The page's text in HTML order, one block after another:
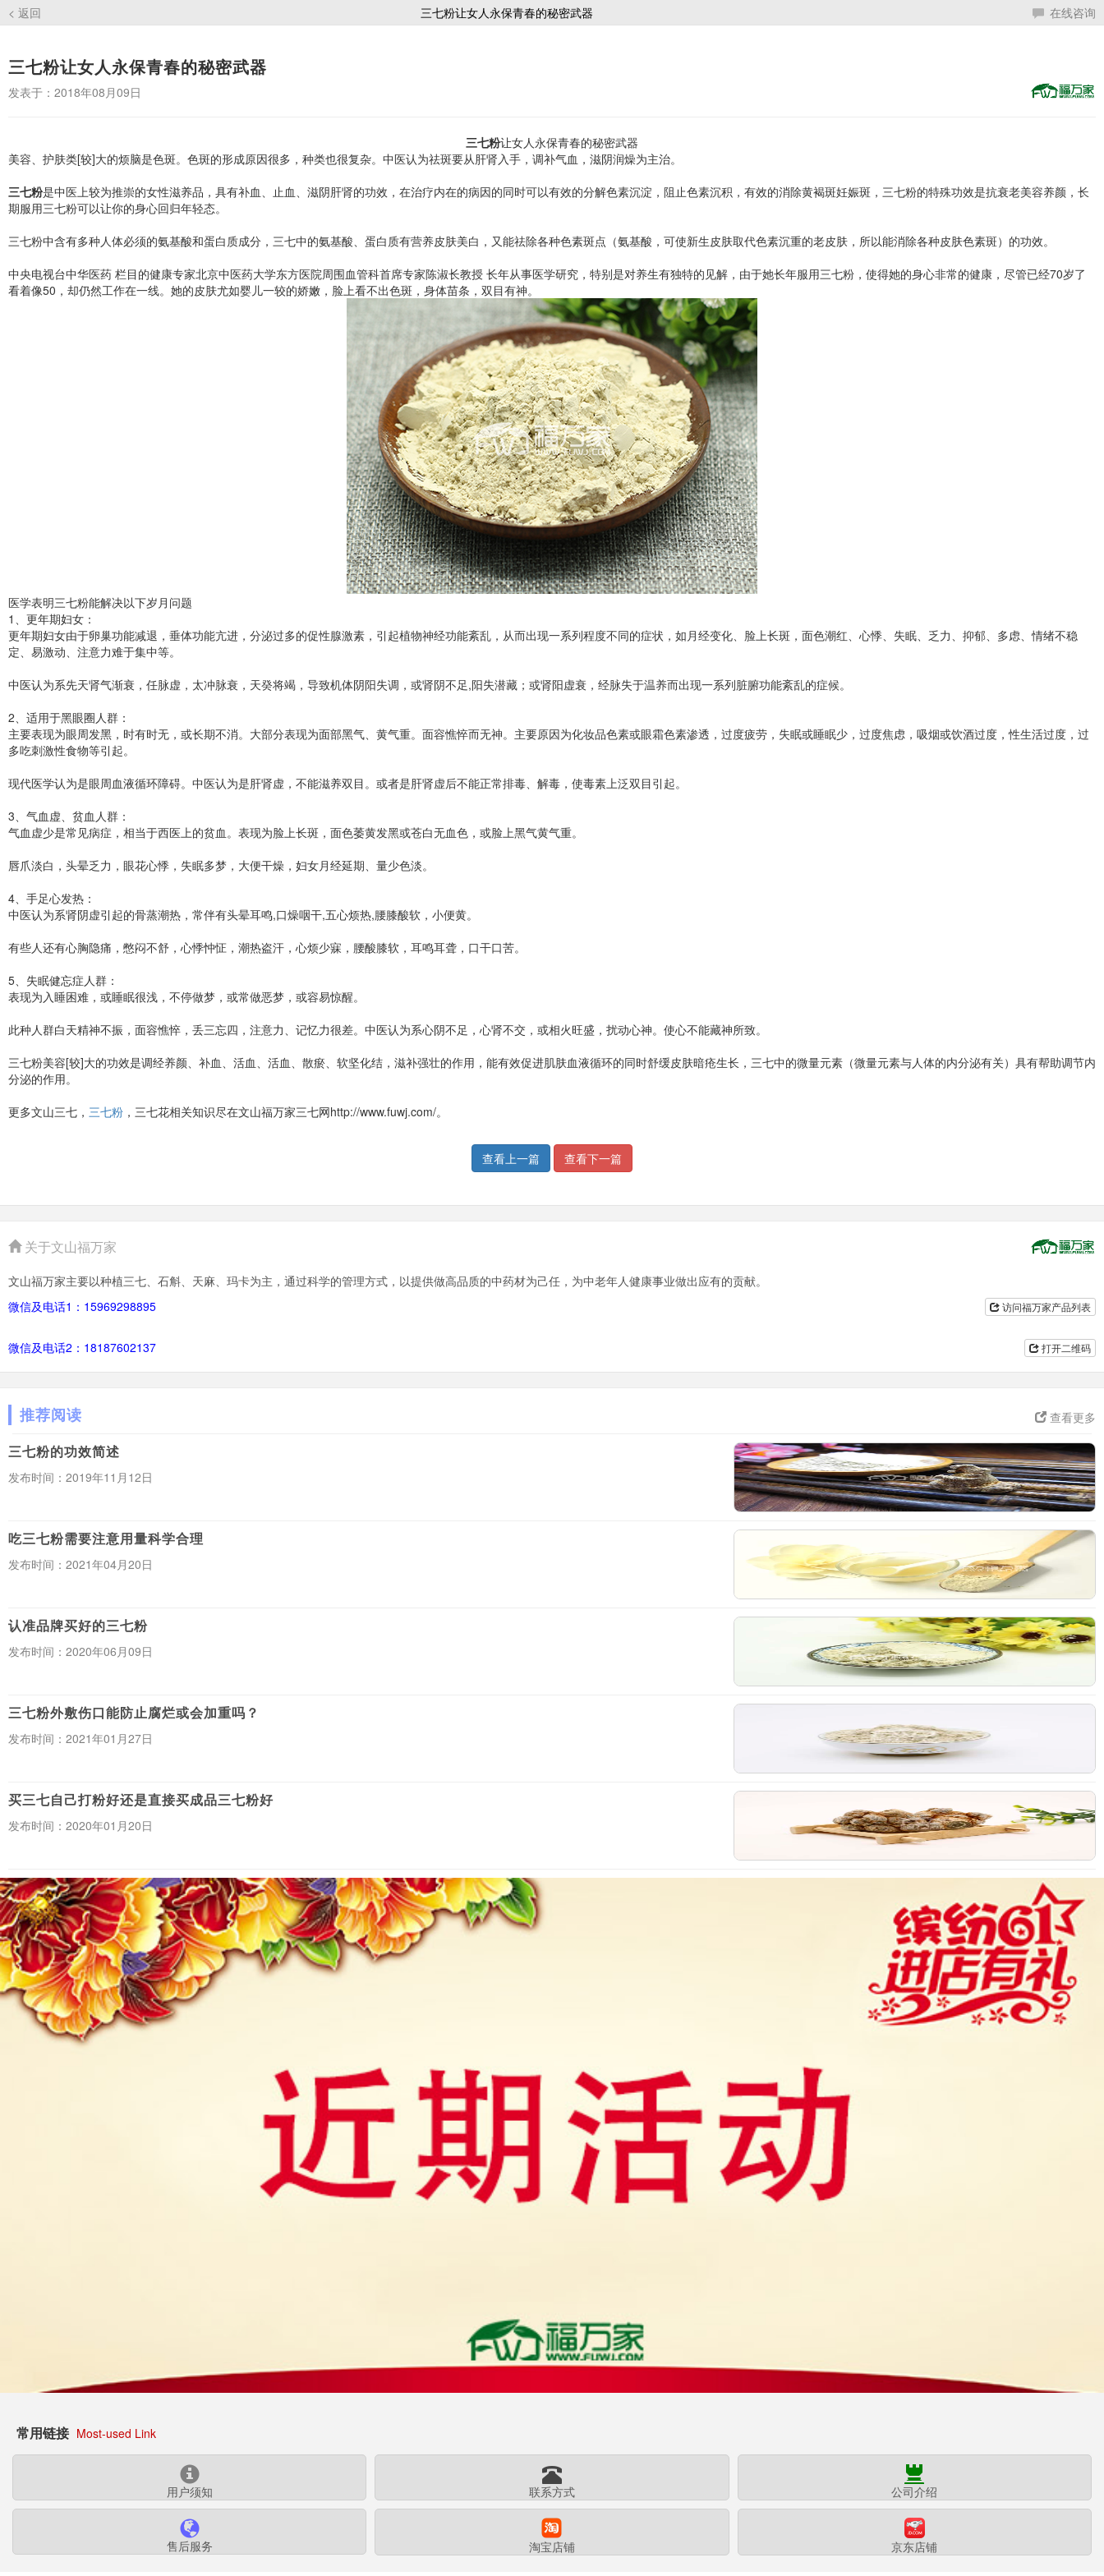
< 返回 三七粉让女人永保青春的秘密武器 在线咨询
三七粉让女人永保青春的秘密武器
发表于：2018年08月09日
三七粉让女人永保青春的秘密武器
美容、护肤类[较]大的烦脑是色斑。色斑的形成原因很多，种类也很复杂。中医认为祛斑要从肝肾入手，调补气血，滋阴润燥为主治。
三七粉是中医上较为推崇的女性滋养品，具有补血、止血、滋阴肝肾的功效，在治疗内在的病因的同时可以有效的分解色素沉淀，阻止色素沉积，有效的消除黄褐斑妊娠斑，三七粉的特殊功效是抗衰老美容养颜，长
期服用三七粉可以让你的身心回归年轻态。
三七粉中含有多种人体必须的氨基酸和蛋白质成分，三七中的氨基酸、蛋白质有营养皮肤美白，又能祛除各种色素斑点（氨基酸，可使新生皮肤取代色素沉重的老皮肤，所以能消除各种皮肤色素斑）的功效。
中央电视台中华医药 栏目的健康专家北京中医药大学东方医院周围血管科首席专家陈淑长教授 长年从事医学研究，特别是对养生有独特的见解，由于她长年服用三七粉，使得她的身心非常的健康，尽管已经70岁了
看着像50，却仍然工作在一线。她的皮肤尤如婴儿一较的娇嫩，脸上看不出色斑，身体苗条，双目有神。
医学表明三七粉能解决以下岁月问题
1、更年期妇女：
更年期妇女由于卵巢功能减退，垂体功能亢进，分泌过多的促性腺激素，引起植物神经功能紊乱，从而出现一系列程度不同的症状，如月经变化、脸上长斑，面色潮红、心悸、失眠、乏力、抑郁、多虑、情绪不稳
定、易激动、注意力难于集中等。
中医认为系先天肾气渐衰，任脉虚，太冲脉衰，天癸将竭，导致机体阴阳失调，或肾阴不足,阳失潜藏；或肾阳虚衰，经脉失于温养而出现一系列脏腑功能紊乱的症候。
2、适用于黑眼圈人群：
主要表现为眼周发黑，时有时无，或长期不消。大部分表现为面部黑气、黄气重。面容憔悴而无神。主要原因为化妆品色素或眼霜色素渗透，过度疲劳，失眠或睡眠少，过度焦虑，吸烟或饮酒过度，性生活过度，过
多吃刺激性食物等引起。
现代医学认为是眼周血液循环障碍。中医认为是肝肾虚，不能滋养双目。或者是肝肾虚后不能正常排毒、解毒，使毒素上泛双目引起。
3、气血虚、贫血人群：
气血虚少是常见病症，相当于西医上的贫血。表现为脸上长斑，面色萎黄发黑或苍白无血色，或脸上黑气黄气重。
唇爪淡白，头晕乏力，眼花心悸，失眠多梦，大便干燥，妇女月经延期、量少色淡。
4、手足心发热：
中医认为系肾阴虚引起的骨蒸潮热，常伴有头晕耳鸣,口燥咽干,五心烦热,腰膝酸软，小便黄。
有些人还有心胸隐痛，憋闷不舒，心悸忡怔，潮热盗汗，心烦少寐，腰酸膝软，耳鸣耳聋，口干口苦。
5、失眠健忘症人群：
表现为入睡困难，或睡眠很浅，不停做梦，或常做恶梦，或容易惊醒。
此种人群白天精神不振，面容憔悴，丢三忘四，注意力、记忆力很差。中医认为系心阴不足，心肾不交，或相火旺盛，扰动心神。使心不能藏神所致。
三七粉美容[较]大的功效是调经养颜、补血、活血、活血、散瘀、软坚化结，滋补强壮的作用，能有效促进肌肤血液循环的同时舒缓皮肤暗疮生长，三七中的微量元素（微量元素与人体的内分泌有关）具有帮助调节内
分泌的作用。
更多文山三七， 三七粉 ，三七花相关知识尽在文山福万家三七网http://www.fuwj.com/。
查看上一篇 查看下一篇
关于文山福万家
文山福万家主要以种植三七、石斛、天麻、玛卡为主，通过科学的管理方式，以提供做高品质的中药材为己任，为中老年人健康事业做出应有的贡献。
访问福万家产品列表
微信及电话1：15969298895
打开二维码
微信及电话2：18187602137
查看更多
推荐阅读
三七粉的功效简述
发布时间：2019年11月12日
吃三七粉需要注意用量科学合理
发布时间：2021年04月20日
认准品牌买好的三七粉
发布时间：2020年06月09日
三七粉外敷伤口能防止腐烂或会加重吗？
发布时间：2021年01月27日
买三七自己打粉好还是直接买成品三七粉好
发布时间：2020年01月20日
常用链接 Most-used Link
用户须知 联系方式 公司介绍
售后服务 淘宝店铺 京东店铺